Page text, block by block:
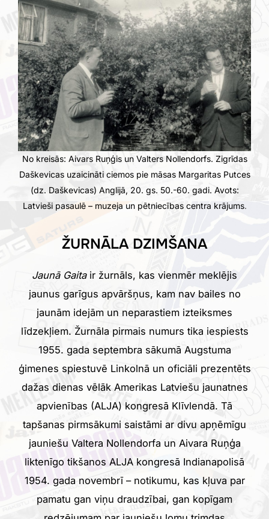
content
No kreisās: Aivars Ruņģis un Valters Nollendorfs. Zigrīdas
Daškevicas uzaicināti ciemos pie māsas Margaritas Putces
(dz. Daškevicas) Anglijā, 20. gs. 50.-60. gadi. Avots:
Latvieši pasaulē – muzeja un pētniecības centra krājums.
ŽURNĀLA DZIMŠANA
Jaunā Gaitair žurnāls, kas vienmēr meklējis
jaunus garīgus apvāršņus, kam nav bailes no
jaunām idejām un neparastiem izteiksmes
līdzekļiem. Žurnāla pirmais numurs tika iespiests
1955. gada septembra sākumā Augstuma
ģimenes spiestuvē Linkolnā un oficiāli prezentēts
dažas dienas vēlāk Amerikas Latviešu jaunatnes
apvienības (ALJA) kongresā Klīvlendā. Tā
tapšanas pirmsākumi saistāmi ar divu apņēmīgu
jauniešu Valtera Nollendorfa un Aivara Ruņģa
liktenīgo tikšanos ALJA kongresā Indianapolisā
1954. gada novembrī – notikumu, kas kļuva par
pamatu gan viņu draudzībai, gan kopīgam